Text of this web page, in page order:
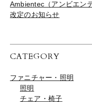
Ambientec（アンビエン
改定のお知らせ
CATEGORY
ファニチャー・照明
照明
チェア・椅子